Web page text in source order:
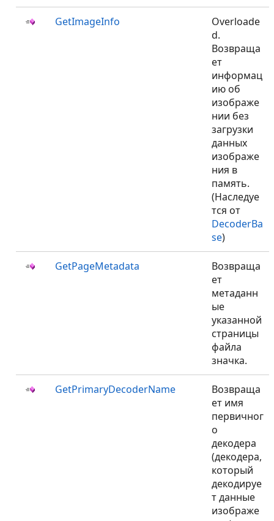
GetImageInfo
Overloade
d.
Возвраща
ет
информац
ию об
изображе
нии без
загрузки
данных
изображе
ния в
память.
(Наследуе
тся от
DecoderBa
se)
GetPageMetadata
Возвраща
ет
метаданн
ые
указанной
страницы
файла
значка.
GetPrimaryDecoderName
Возвраща
ет имя
первичног
о
декодера
(декодера,
который
декодируе
т данные
изображе